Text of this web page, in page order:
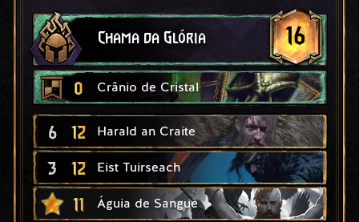
Chama da Glória 16
0 Crânio de Cristal
6 12 Harald an Craite
3 12 Eist Tuirseach
11 Águia de Sangue